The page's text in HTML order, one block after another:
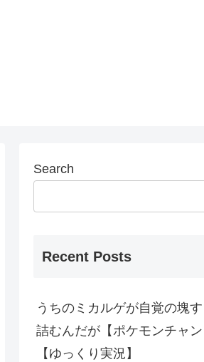
Search
Recent Posts
うちのミカルゲが自覚の塊
詰むんだが【ポケモンチャン
【ゆっくり実況】